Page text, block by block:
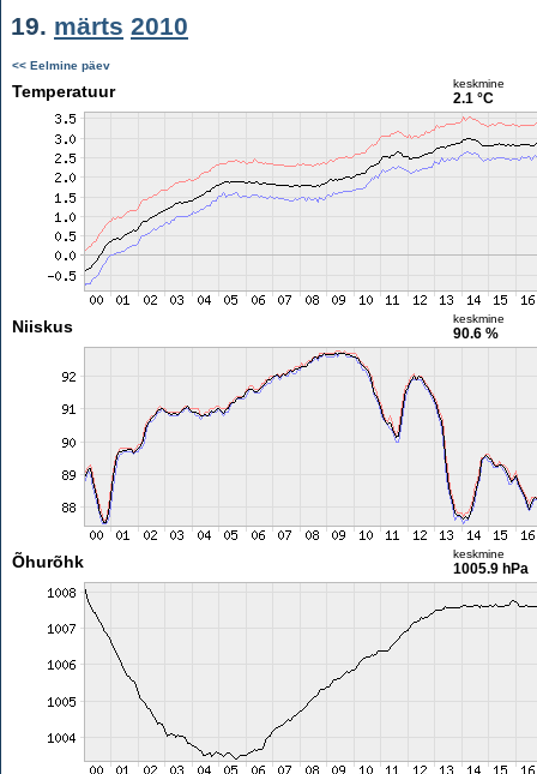
19. märts 2010
<< Eelmine päev
Temperatuur keskmine
2.1 °C
Niiskus keskmine
90.6 %
Õhurõhk keskmine
1005.9 hPa